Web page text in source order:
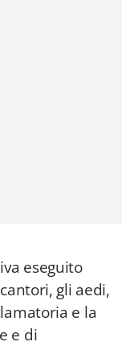
eseguito
gli aedi,
e la
e di